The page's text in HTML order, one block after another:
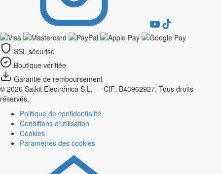
SSL sécurisé
Boutique vérifiée
Garantie de remboursement
© 2026 Satkit Electrónica S.L. — CIF: B43962927. Tous droits
réservés.
Politique de confidentialité
Conditions d'utilisation
Cookies
Paramètres des cookies